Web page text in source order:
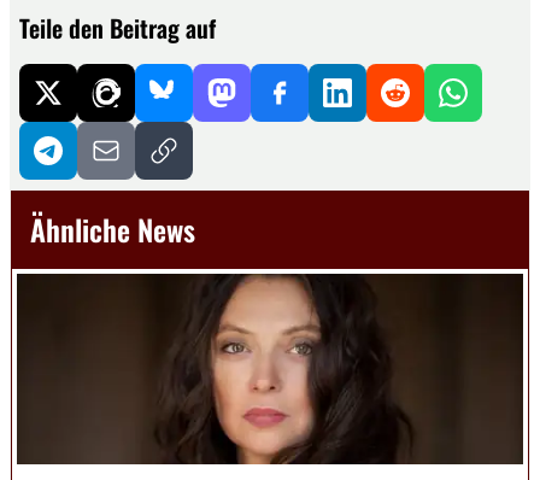
Teile den Beitrag auf
Ähnliche News